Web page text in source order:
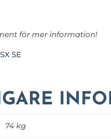
för mer information!
SE
74 kg